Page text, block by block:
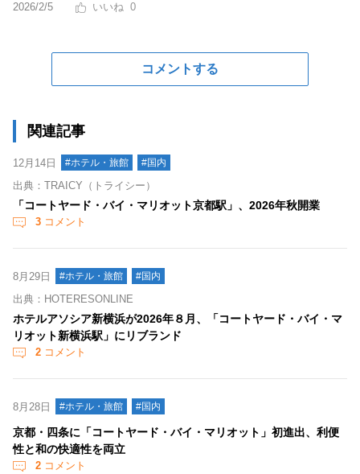
2026/2/5 0
コメントする
関連記事
12月14日 #ホテル・旅館 #国内
出典：TRAICY（トライシー）
「コートヤード・バイ・マリオット京都駅」、2026年秋開業
3 コメント
8月29日 #ホテル・旅館 #国内
出典：HOTERESONLINE
ホテルアソシア新横浜が2026年８月、「コートヤード・バイ・マ
リオット新横浜駅」にリブランド
2 コメント
8月28日 #ホテル・旅館 #国内
京都・四条に「コートヤード・バイ・マリオット」初進出、利便
性と和の快適性を両立
2 コメント